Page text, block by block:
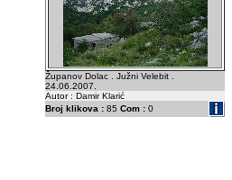
Županov Dolac . Južni Velebit .
24.06.2007.
Autor : Damir Klarić
Broj klikova : 85 Com : 0